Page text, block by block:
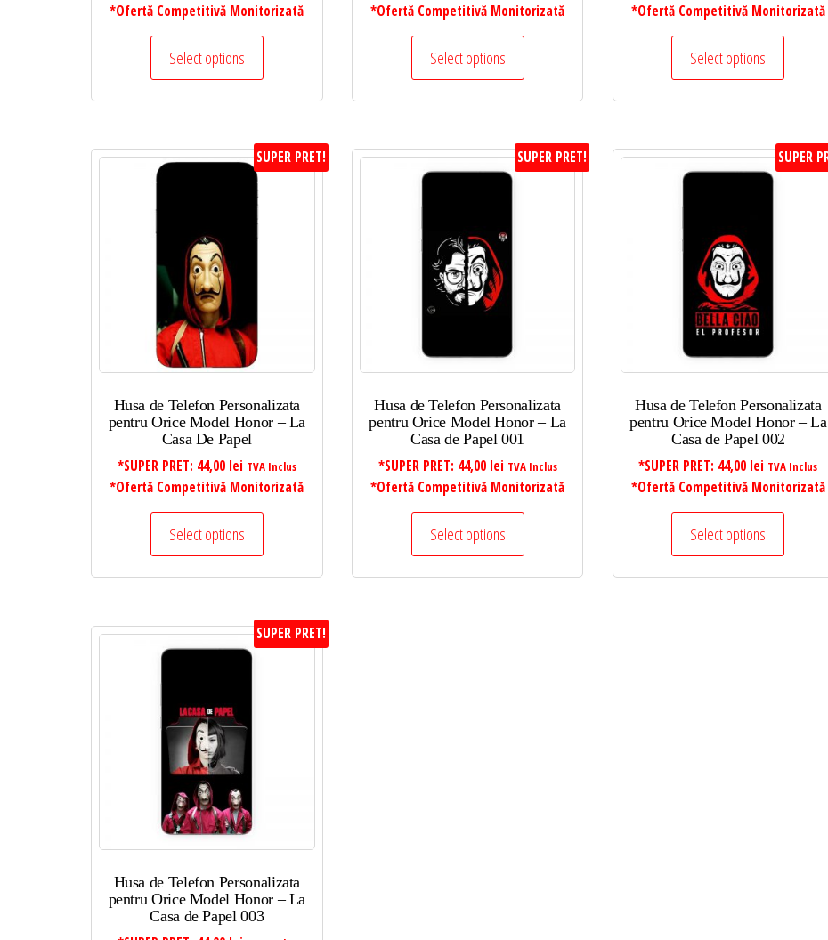
*Ofertă Competitivă Monitorizată
Select options
*Ofertă Competitivă Monitorizată
Select options
*Ofertă Competitivă Monitorizată
Select options
SUPER PRET!
Husa de Telefon Personalizata
pentru Orice Model Honor – La
Casa De Papel
*SUPER PRET: 44,00 lei TVA Inclus
*Ofertă Competitivă Monitorizată
Select options
SUPER PRET!
Husa de Telefon Personalizata
pentru Orice Model Honor – La
Casa de Papel 001
*SUPER PRET: 44,00 lei TVA Inclus
*Ofertă Competitivă Monitorizată
Select options
SUPER
Husa de Telefon Personalizata
pentru Orice Model Honor – La
Casa de Papel 002
*SUPER PRET: 44,00 lei TVA Inclus
*Ofertă Competitivă Monitorizată
Select options
SUPER PRET!
Husa de Telefon Personalizata
pentru Orice Model Honor – La
Casa de Papel 003